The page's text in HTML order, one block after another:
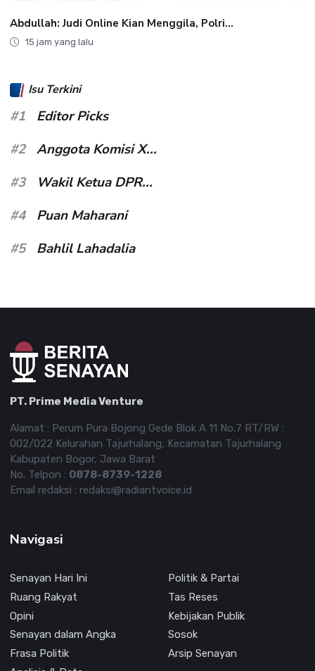
Abdullah: Judi Online Kian Menggila, Polri...
15 jam yang lalu
Isu Terkini
#1
Editor Picks
#2
Anggota Komisi X...
#3
Wakil Ketua DPR...
#4
Puan Maharani
#5
Bahlil Lahadalia
PT. Prime Media Venture
Alamat : Perum Pura Bojong Gede Blok A 11 No.7 RT/RW :
002/022 Kelurahan Tajurhalang, Kecamatan Tajurhalang
Kabupaten Bogor, Jawa Barat
No. Telpon : 0878-8739-1228
Email redaksi : redaksi@radiantvoice.id
Navigasi
Senayan Hari Ini
Politik & Partai
Ruang Rakyat
Tas Reses
Opini
Kebijakan Publik
Senayan dalam Angka
Sosok
Frasa Politik
Arsip Senayan